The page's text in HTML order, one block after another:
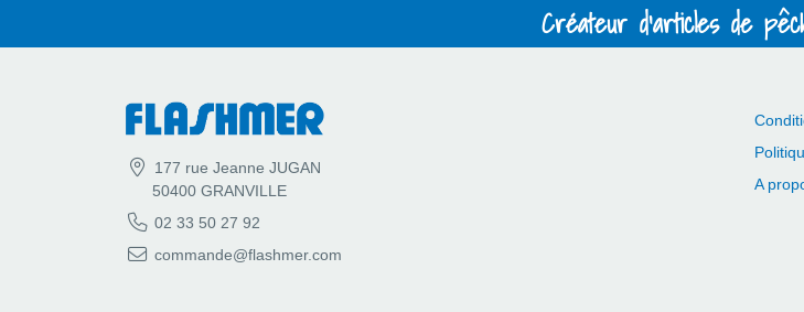
Créateur d'articles de
177 rue Jeanne JUGAN
50400 GRANVILLE
02 33 50 27 92
commande@flashmer.com
A